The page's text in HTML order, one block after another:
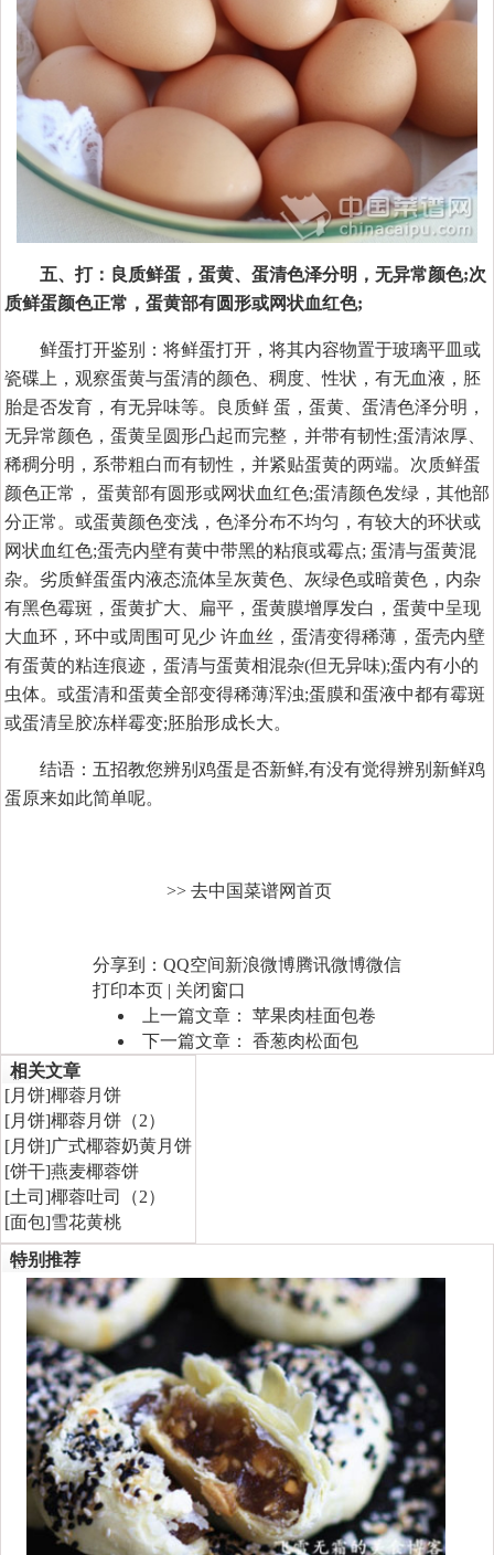
五、打：良质鲜蛋，蛋黄、蛋清色泽分明，无异常颜色;次
质鲜蛋颜色正常，蛋黄部有圆形或网状血红色;
鲜蛋打开鉴别：将鲜蛋打开，将其内容物置于玻璃平皿或
瓷碟上，观察蛋黄与蛋清的颜色、稠度、性状，有无血液，胚
胎是否发育，有无异味等。良质鲜 蛋，蛋黄、蛋清色泽分明，
无异常颜色，蛋黄呈圆形凸起而完整，并带有韧性;蛋清浓厚、
稀稠分明，系带粗白而有韧性，并紧贴蛋黄的两端。次质鲜蛋
颜色正常， 蛋黄部有圆形或网状血红色;蛋清颜色发绿，其他部
分正常。或蛋黄颜色变浅，色泽分布不均匀，有较大的环状或
网状血红色;蛋壳内壁有黄中带黑的粘痕或霉点; 蛋清与蛋黄混
杂。劣质鲜蛋蛋内液态流体呈灰黄色、灰绿色或暗黄色，内杂
有黑色霉斑，蛋黄扩大、扁平，蛋黄膜增厚发白，蛋黄中呈现
大血环，环中或周围可见少 许血丝，蛋清变得稀薄，蛋壳内壁
有蛋黄的粘连痕迹，蛋清与蛋黄相混杂(但无异味);蛋内有小的
虫体。或蛋清和蛋黄全部变得稀薄浑浊;蛋膜和蛋液中都有霉斑
或蛋清呈胶冻样霉变;胚胎形成长大。
结语：五招教您辨别鸡蛋是否新鲜,有没有觉得辨别新鲜鸡
蛋原来如此简单呢。
>> 去中国菜谱网首页
分享到： QQ空间新浪微博腾讯微博微信
打印本页 | 关闭窗口
上一篇文章： 苹果肉桂面包卷
下一篇文章： 香葱肉松面包
相关文章
[月饼]椰蓉月饼
[月饼]椰蓉月饼（2）
[月饼]广式椰蓉奶黄月饼
[饼干]燕麦椰蓉饼
[土司 ]椰蓉吐司（2）
[面包]雪花黄桃
特别推荐